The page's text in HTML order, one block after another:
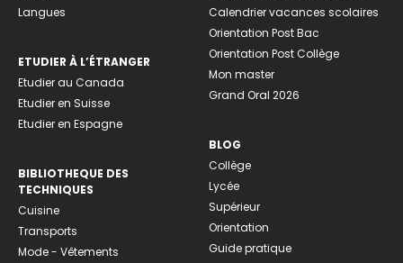
Langues
ETUDIER À L’ÉTRANGER
Etudier au Canada
Etudier en Suisse
Etudier en Espagne
BIBLIOTHEQUE DES
TECHNIQUES
Cuisine
Transports
Mode - Vêtements
Calendrier vacances scolaires
Orientation Post Bac
Orientation Post Collège
Mon master
Grand Oral 2026
BLOG
Collège
Lycée
Supérieur
Orientation
Guide pratique